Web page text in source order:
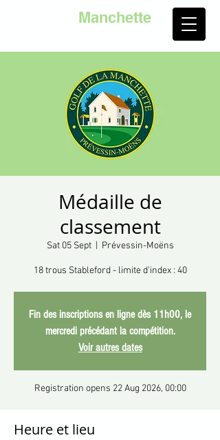
Manchette
Médaille de
classement
Sat 05 Sept
  |
Prévessin-Moëns
18 trous Stableford - limite d'index : 40
Fin des inscriptions en ligne dès 11h00, le
mercredi précédant la compétition.
Voir autres dates
Registration opens 22 Aug 2026, 00:00
Heure et lieu